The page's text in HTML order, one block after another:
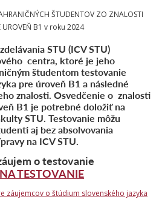
ŠTUDENTOV ZO ZNALOSTI
UROVEŇ B1 v roku 2024
STU (ICV STU)
centra, ktoré je jeho
študentom testovanie
pre úroveň B1 a následné
znalosti. Osvedčenie o znalosti
B1 je potrebné doložiť na
STU. Testovanie môžu
aj bez absolvovania
na ICV STU.
o testovanie
TESTOVANIE
záujemcov o štúdium slovenského jazyka